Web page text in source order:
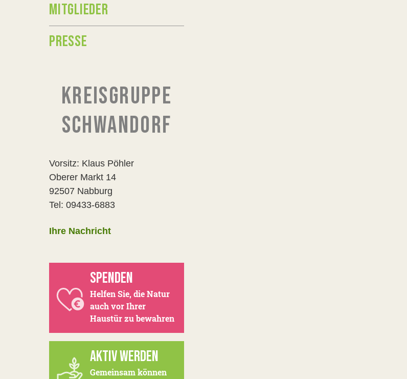
MITGLIEDER
PRESSE
KREISGRUPPE
SCHWANDORF
Vorsitz: Klaus Pöhler
Oberer Markt 14
92507 Nabburg
Tel: 09433-6883
Ihre Nachricht
SPENDEN
Helfen Sie, die Natur
auch vor Ihrer
Haustür zu bewahren
AKTIV WERDEN
Gemeinsam können